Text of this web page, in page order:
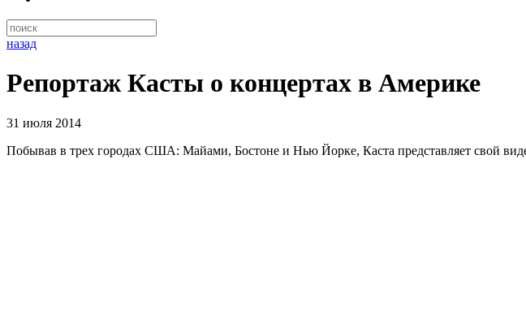
назад
Репортаж Касты о концертах в Америке
31 июля 2014
Побывав в трех городах США: Майами, Бостоне и Нью Йорке, Каста представляет свой